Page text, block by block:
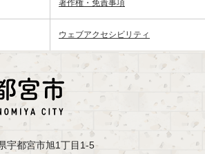
著作権・免責事項
ウェブアクセシビリティ
都宮市旭1丁目1-5